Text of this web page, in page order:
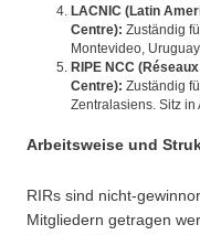
LACNIC (Latin
Centre): Zuständig
Montevideo,
RIPE NCC
Centre): Zuständig
Zentralasiens. Sitz
Arbeitsweise und
RIRs sind nicht-
Mitgliedern getragen